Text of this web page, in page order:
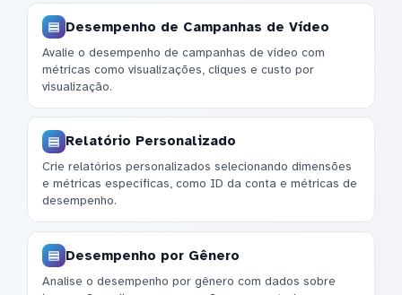
Desempenho de Campanhas de Vídeo
Avalie o desempenho de campanhas de vídeo com
métricas como visualizações, cliques e custo por
visualização.
Relatório Personalizado
Crie relatórios personalizados selecionando dimensões
e métricas específicas, como ID da conta e métricas de
desempenho.
Desempenho por Gênero
Analise o desempenho por gênero com dados sobre